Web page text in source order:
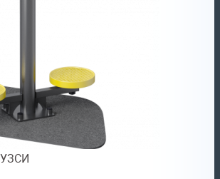
УЗСИ